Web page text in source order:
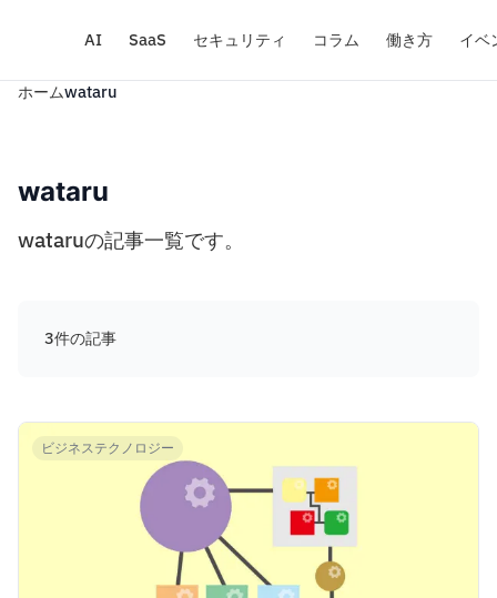
AI SaaS セキュリティ コラム 働き方 イベ
ホームwataru
wataru
wataruの記事一覧です。
3件の記事
ビジネステクノロジー